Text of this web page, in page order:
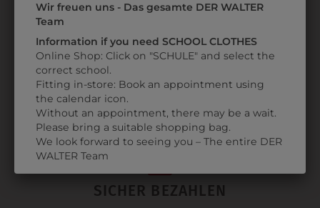
PERSÖNLICHER SERVICE
ONLINE KAUFEN & SELBST ABHOLEN
SICHER BEZAHLEN
Wir freuen uns - Das gesamte DER WALTER
Team
Information if you need SCHOOL CLOTHES
Online Shop: Click on "SCHULE" and select the
correct school.
Fitting in-store: Book an appointment using
the calendar icon.
Without an appointment, there may be a wait.
Please bring a suitable shopping bag.
We look forward to seeing you – The entire DER
WALTER Team